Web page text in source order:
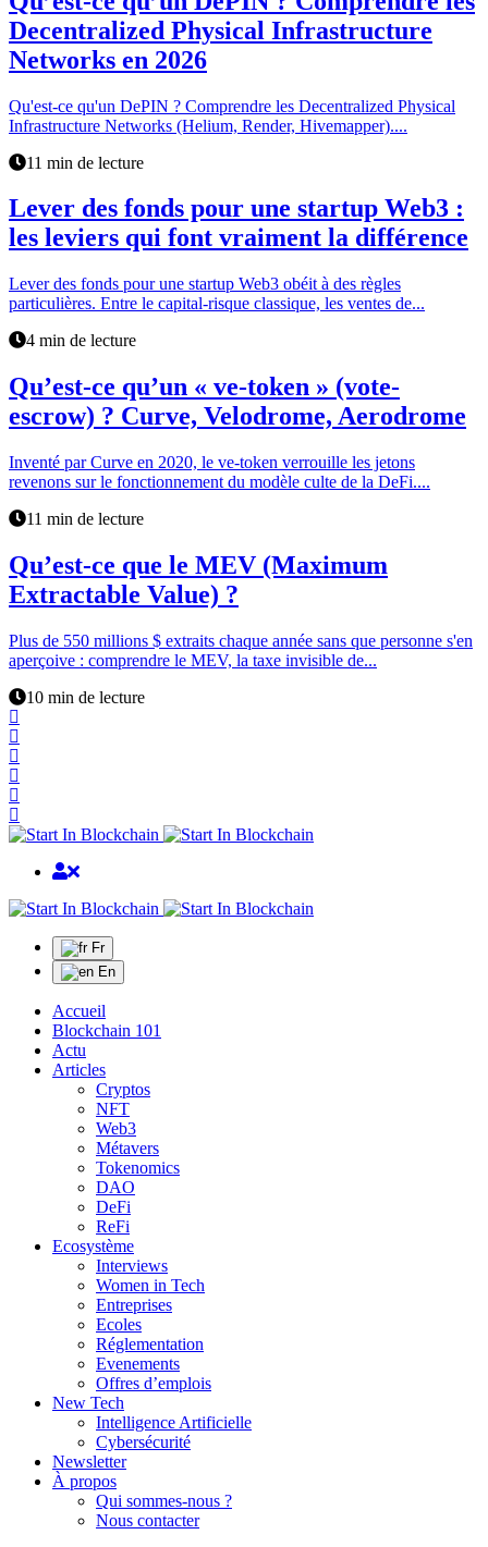
Decentralized Physical Infrastructure
Networks en 2026
Qu'est-ce qu'un DePIN ? Comprendre les Decentralized Physical
Infrastructure Networks (Helium, Render, Hivemapper)....
11 min de lecture
Lever des fonds pour une startup Web3 :
les leviers qui font vraiment la différence
Lever des fonds pour une startup Web3 obéit à des règles
particulières. Entre le capital-risque classique, les ventes de...
4 min de lecture
Qu’est-ce qu’un « ve-token » (vote-
escrow) ? Curve, Velodrome, Aerodrome
Inventé par Curve en 2020, le ve-token verrouille les jetons
revenons sur le fonctionnement du modèle culte de la DeFi....
11 min de lecture
Qu’est-ce que le MEV (Maximum
Extractable Value) ?
Plus de 550 millions $ extraits chaque année sans que personne s'en
aperçoive : comprendre le MEV, la taxe invisible de...
10 min de lecture
Fr
En
Accueil
Blockchain 101
Actu
Articles
Cryptos
NFT
Web3
Métavers
Tokenomics
DAO
DeFi
ReFi
Ecosystème
Interviews
Women in Tech
Entreprises
Ecoles
Réglementation
Evenements
Offres d’emplois
New Tech
Intelligence Artificielle
Cybersécurité
Newsletter
À propos
Qui sommes-nous ?
Nous contacter